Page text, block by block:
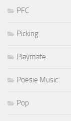
PFC
Picking
Playmate
Poesie Music
Pop